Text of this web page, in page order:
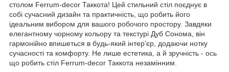
столом Ferrum-decor Таккота! Цей стильний стіл поєднує в
собі сучасний дизайн та практичність, що робить його
ідеальним вибором для вашого робочого простору. Завдяки
елегантному чорному кольору та текстурі Дуб Сонома, він
гармонійно впишеться в будь-який інтер'єр, додаючи нотку
сучасності та комфорту. Не лише естетика, а й зручність - ось
що робить стіл Ferrum-decor Таккота незамінним.